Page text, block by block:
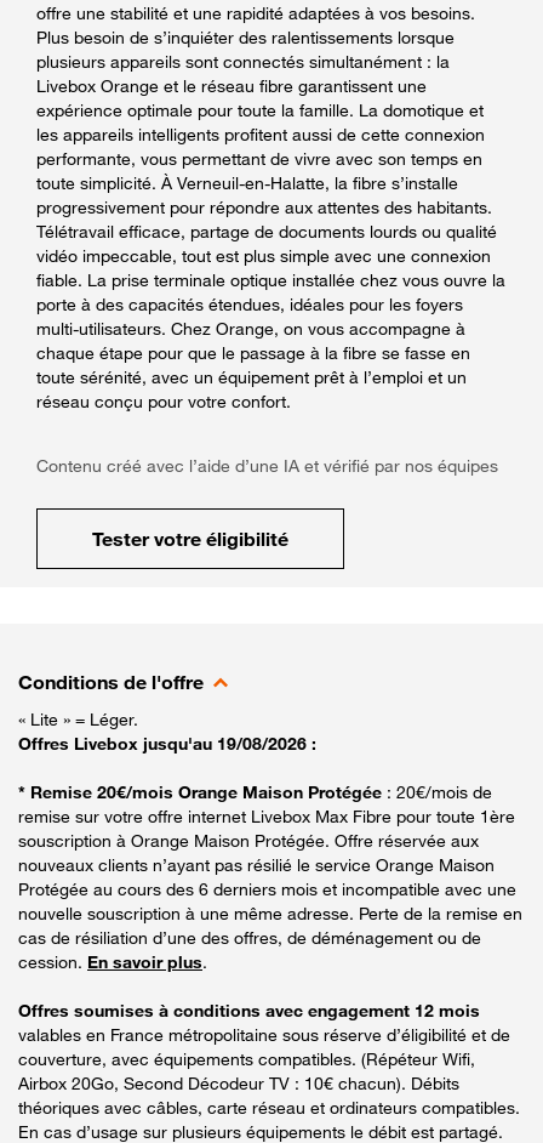
offre une stabilité et une rapidité adaptées à vos besoins.
Plus besoin de s’inquiéter des ralentissements lorsque
plusieurs appareils sont connectés simultanément : la
Livebox Orange et le réseau fibre garantissent une
expérience optimale pour toute la famille. La domotique et
les appareils intelligents profitent aussi de cette connexion
performante, vous permettant de vivre avec son temps en
toute simplicité. À Verneuil-en-Halatte, la fibre s’installe
progressivement pour répondre aux attentes des habitants.
Télétravail efficace, partage de documents lourds ou qualité
vidéo impeccable, tout est plus simple avec une connexion
fiable. La prise terminale optique installée chez vous ouvre la
porte à des capacités étendues, idéales pour les foyers
multi-utilisateurs. Chez Orange, on vous accompagne à
chaque étape pour que le passage à la fibre se fasse en
toute sérénité, avec un équipement prêt à l’emploi et un
réseau conçu pour votre confort.
Contenu créé avec l’aide d’une IA et vérifié par nos équipes
Tester votre éligibilité
Conditions de l'offre
« Lite » = Léger.
Offres Livebox jusqu'au 19/08/2026 :
* Remise 20€/mois Orange Maison Protégée : 20€/mois de
remise sur votre offre internet Livebox Max Fibre pour toute 1ère
souscription à Orange Maison Protégée. Offre réservée aux
nouveaux clients n’ayant pas résilié le service Orange Maison
Protégée au cours des 6 derniers mois et incompatible avec une
nouvelle souscription à une même adresse. Perte de la remise en
cas de résiliation d’une des offres, de déménagement ou de
cession. En savoir plus.
Offres soumises à conditions avec engagement 12 mois
valables en France métropolitaine sous réserve d’éligibilité et de
couverture, avec équipements compatibles. (Répéteur Wifi,
Airbox 20Go, Second Décodeur TV : 10€ chacun). Débits
théoriques avec câbles, carte réseau et ordinateurs compatibles.
En cas d’usage sur plusieurs équipements le débit est partagé.